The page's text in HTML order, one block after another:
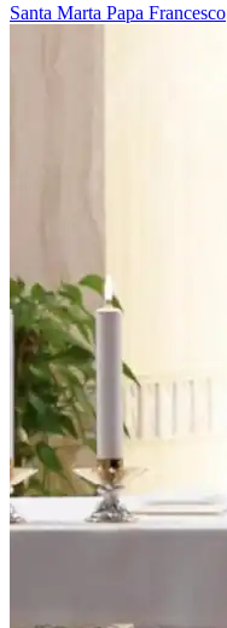
Santa Marta Papa Francesco